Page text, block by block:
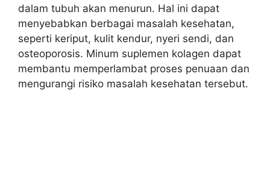
dalam tubuh akan menurun. Hal ini dapat
menyebabkan berbagai masalah kesehatan,
seperti keriput, kulit kendur, nyeri sendi, dan
osteoporosis. Minum suplemen kolagen dapat
membantu memperlambat proses penuaan dan
mengurangi risiko masalah kesehatan tersebut.